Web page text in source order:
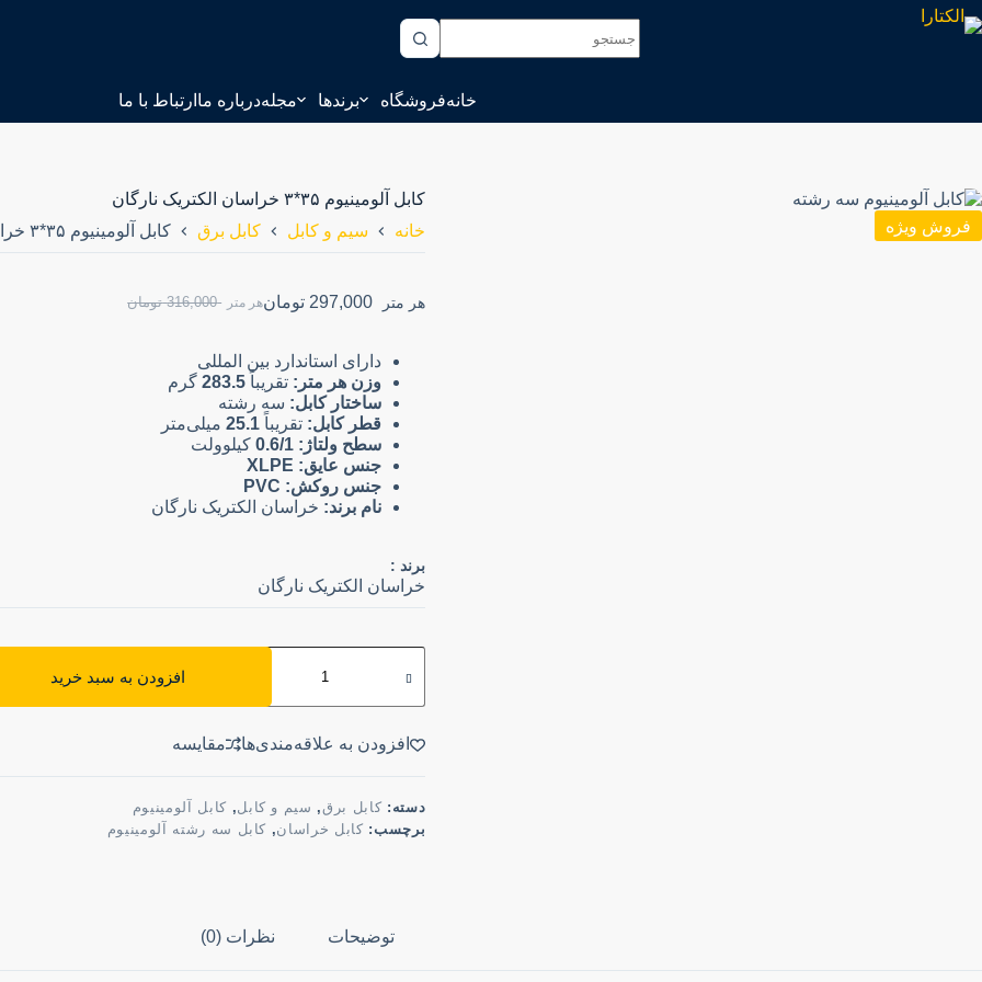
خانهفروشگاه برندها مجلهدرباره ما ارتباط با ما
فروش ویژه
کابل آلومینیوم ۳۵*۳ خراسان الکتریک نارگان
خانه
سیم و کابل کابل برق کابل آلومینیوم ۳۵*۳ خراسان الکتریک نارگان
هر متر 316,000 تومان هر متر 297,000 تومان
دارای استاندارد بین المللی
وزن هر متر: تقریباً 283.5گرم
ساختار کابل: سه رشته
قطر کابل: تقریباً 25.1میلی‌متر
سطح ولتاژ: 0.6/1کیلوولت
جنس عایق: XLPE
جنس روکش: PVC
نام برند: خراسان الکتریک نارگان
برند :
خراسان الکتریک نارگان
افزودن به سبد خرید
افزودن به علاقه‌مندی‌ها مقایسه
دسته: کابل برق, سیم و کابل, کابل آلومینیوم
برچسب: کابل خراسان, کابل سه رشته آلومینیوم
توضیحات نظرات (0)